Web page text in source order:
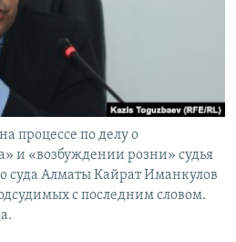
процессе по делу о
и «возбуждении розни» судья
суда Алматы Кайрат Иманкулов
с последним словом.